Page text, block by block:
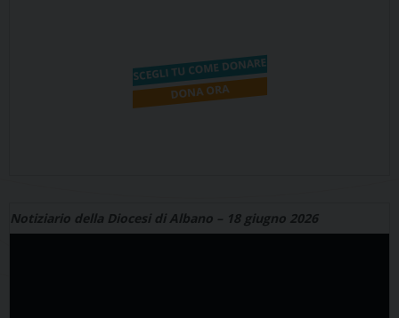
Notiziario della Diocesi di Albano – 18 giugno 2026